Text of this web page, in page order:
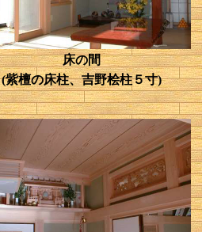
床の間
(紫檀の床柱、吉野桧柱５寸)